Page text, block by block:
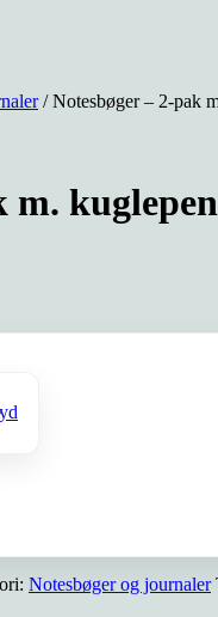
/ Notesbøger – 2-pak
m. kuglepen
Notesbøger og journaler